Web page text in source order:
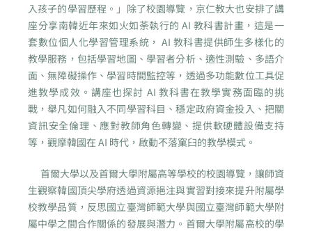
入孩子的學習歷程。」除了校園導覽，京仁教大也安排了講
座分享南韓近年來如火如荼執行的 AI 教科書計畫，這是一
套數位個人化學習管理系統， AI 教科書提供師生多樣化的
教學服務，包括學習地圖、學習者分析、適性測驗、多語介
面、無障礙操作、學習時間監控等，透過多功能數位工具促
進教學成效。講座也探討 AI 教科書在教學實務面臨的挑
戰，舉凡如何融入不同學習科目、穩定政府資金投入、把關
資訊安全倫理、應對教師角色轉變、提供軟硬體設備支持
等，觀摩韓國在 AI 時代，啟動不落窠臼的教學模式。
首爾大學以及首爾大學附屬高等學校的校園導覽，讓師資
生觀察韓國頂尖學府透過資源挹注與實習對接來提升附屬學
校教學品質，反思國立臺灣師範大學與國立臺灣師範大學附
屬中學之間合作關係的發展與潛力。首爾大學附屬高校的學